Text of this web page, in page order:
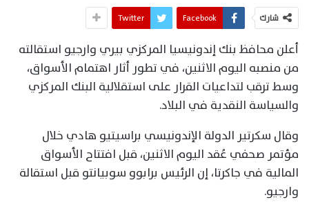
شارك Facebook
Twitter
أعلن محافظ بنك إندونيسيا المركزي بيري وارجيو استقالته
من منصبه اليوم الاثنين، في تطور أثار اهتمام الأسواق،
وسط ترقب لتداعيات القرار على استقلالية البنك المركزي
والسياسة النقدية في البلاد.
وقال سكرتير الدولة الإندونيسي براسيتيو هادي خلال
مؤتمر صحفي عُقد اليوم الاثنين، قبل افتتاح الأسواق
المالية في جاكرتا، إن الرئيس برابوو سوبيانتو قبل استقالة
وارجيو.